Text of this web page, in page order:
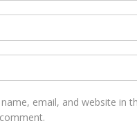
name, email, and website in